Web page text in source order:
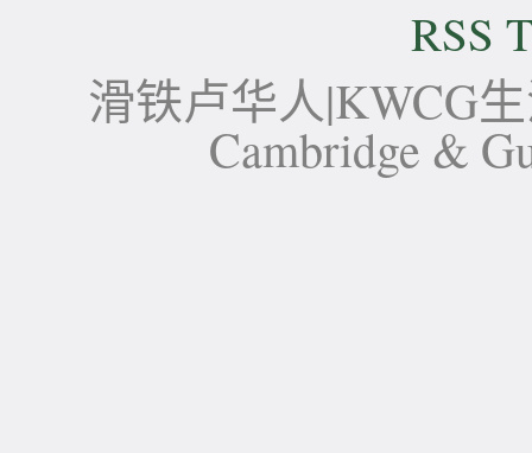
RSS
滑铁卢华人|KWCG
Cambridge &